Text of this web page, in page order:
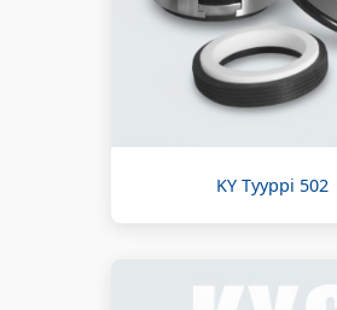
KY Tyyppi 502